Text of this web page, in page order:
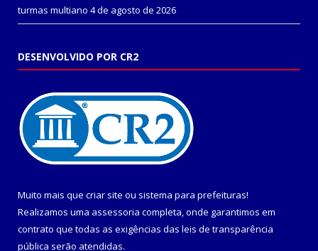
turmas multiano 4 de agosto de 2026
DESENVOLVIDO POR CR2
Muito mais que criar site ou sistema para prefeituras!
Realizamos uma assessoria completa, onde garantimos em
contrato que todas as exigências das leis de transparência
pública serão atendidas.